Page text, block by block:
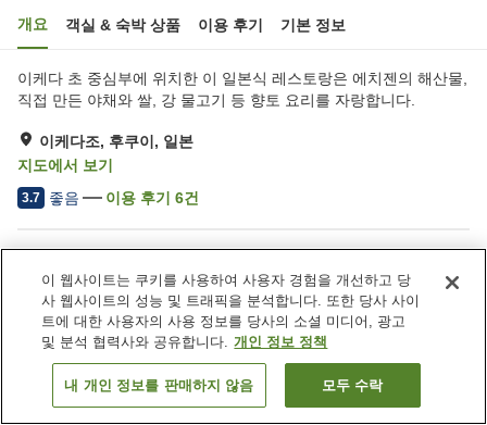
개요 객실 & 숙박 상품 이용 후기 기본 정보
이케다 초 중심부에 위치한 이 일본식 레스토랑은 에치젠의 해산물,
직접 만든 야채와 쌀, 강 물고기 등 향토 요리를 자랑합니다.
이케다조, 후쿠이, 일본
지도에서 보기
3.7 좋음 이용 후기 6건
주차장 일본식 술집 코너
일본 후쿠이 이케다조 쇼센카쿠 베니야
객실 보기
이 웹사이트는 쿠키를 사용하여 사용자 경험을 개선하고 당
사 웹사이트의 성능 및 트래픽을 분석합니다. 또한 당사 사이
트에 대한 사용자의 사용 정보를 당사의 소셜 미디어, 광고
및 분석 협력사와 공유합니다. 개인 정보 정책
내 개인 정보를 판매하지 않음 모두 수락